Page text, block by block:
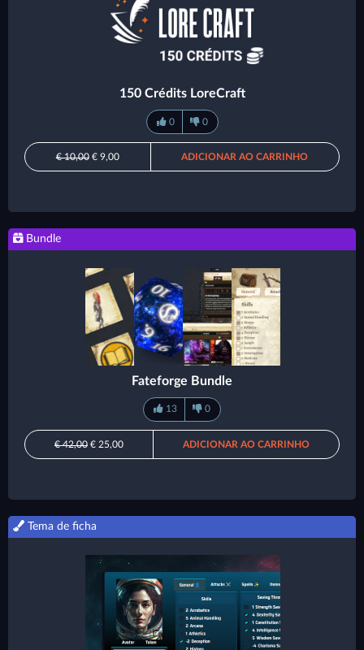
150 Crédits LoreCraft
0 0
€ 10,00€ 9,00 ADICIONAR AO CARRINHO
Bundle
Fateforge Bundle
13 0
€ 42,00 € 25,00 ADICIONAR AO CARRINHO
Tema de ficha